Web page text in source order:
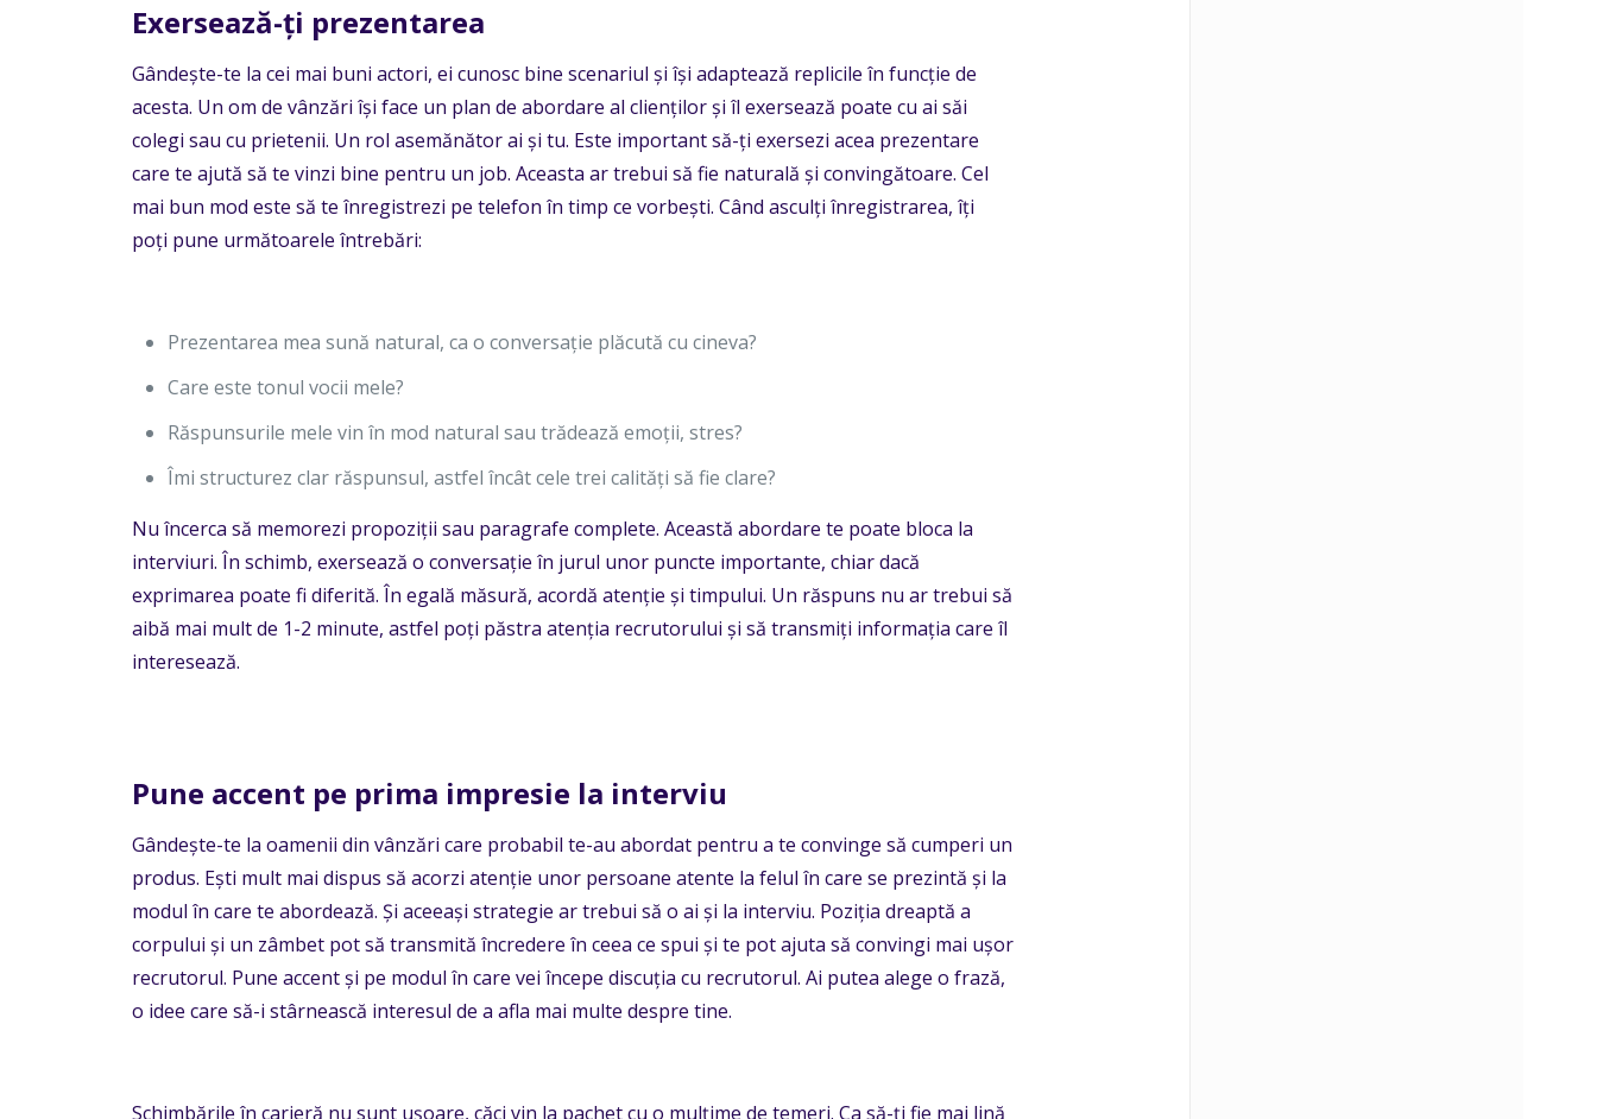
Exersează-ți prezentarea
Gândește-te la cei mai buni actori, ei cunosc bine scenariul și își adaptează replicile în funcție de
acesta. Un om de vânzări își face un plan de abordare al clienților și îl exersează poate cu ai săi
colegi sau cu prietenii. Un rol asemănător ai și tu. Este important să-ți exersezi acea prezentare
care te ajută să te vinzi bine pentru un job. Aceasta ar trebui să fie naturală și convingătoare. Cel
mai bun mod este să te înregistrezi pe telefon în timp ce vorbești. Când asculți înregistrarea, îți
poți pune următoarele întrebări:
Prezentarea mea sună natural, ca o conversație plăcută cu cineva?
Care este tonul vocii mele?
Răspunsurile mele vin în mod natural sau trădează emoții, stres?
Îmi structurez clar răspunsul, astfel încât cele trei calități să fie clare?
Nu încerca să memorezi propoziții sau paragrafe complete. Această abordare te poate bloca la
interviuri. În schimb, exersează o conversație în jurul unor puncte importante, chiar dacă
exprimarea poate fi diferită. În egală măsură, acordă atenție și timpului. Un răspuns nu ar trebui să
aibă mai mult de 1-2 minute, astfel poți păstra atenția recrutorului și să transmiți informația care îl
interesează.
Pune accent pe prima impresie la interviu
Gândește-te la oamenii din vânzări care probabil te-au abordat pentru a te convinge să cumperi un
produs. Ești mult mai dispus să acorzi atenție unor persoane atente la felul în care se prezintă și la
modul în care te abordează. Și aceeași strategie ar trebui să o ai și la interviu. Poziția dreaptă a
corpului și un zâmbet pot să transmită încredere în ceea ce spui și te pot ajuta să convingi mai ușor
recrutorul. Pune accent și pe modul în care vei începe discuția cu recrutorul. Ai putea alege o frază,
o idee care să-i stârnească interesul de a afla mai multe despre tine.
Schimbările în carieră nu sunt ușoare, căci vin la pachet cu o mulțime de temeri. Ca să-ți fie mai lină